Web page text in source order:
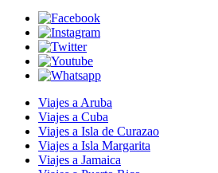
Viajes a Aruba
Viajes a Cuba
Viajes a Isla de Curazao
Viajes a Isla Margarita
Viajes a Jamaica